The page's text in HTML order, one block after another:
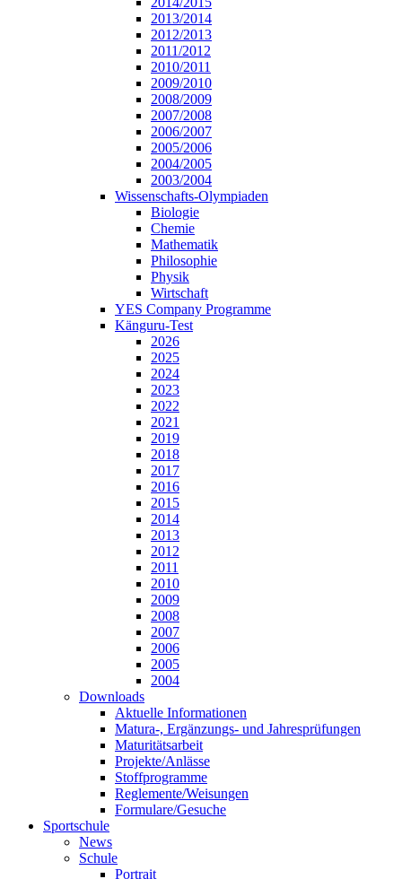
2013/2014
2012/2013
2011/2012
2010/2011
2009/2010
2008/2009
2007/2008
2006/2007
2005/2006
2004/2005
2003/2004
Wissenschafts-Olympiaden
Biologie
Chemie
Mathematik
Philosophie
Physik
Wirtschaft
YES Company Programme
Känguru-Test
2026
2025
2024
2023
2022
2021
2019
2018
2017
2016
2015
2014
2013
2012
2011
2010
2009
2008
2007
2006
2005
2004
Downloads
Aktuelle Informationen
Matura-, Ergänzungs- und Jahresprüfungen
Maturitätsarbeit
Projekte/Anlässe
Stoffprogramme
Reglemente/Weisungen
Formulare/Gesuche
Sportschule
News
Schule
Portrait